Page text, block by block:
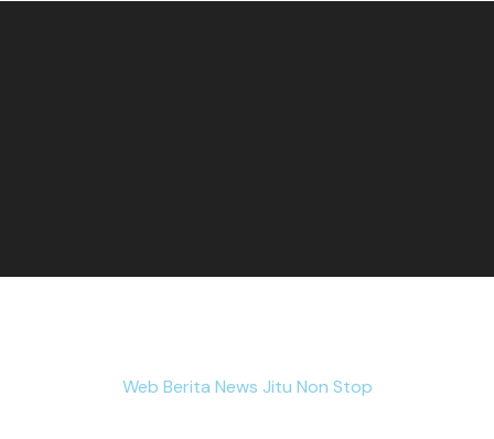
Web Berita News Jitu Non Stop